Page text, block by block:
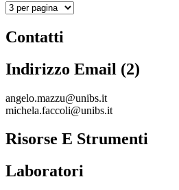
Contatti
Indirizzo Email (2)
angelo.mazzu@unibs.it
michela.faccoli@unibs.it
Risorse E Strumenti
Laboratori